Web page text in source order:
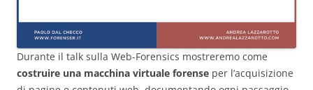
Durante il talk sulla Web-Forensics mostreremo come
costruire una macchina virtuale forense per l’acquisizione